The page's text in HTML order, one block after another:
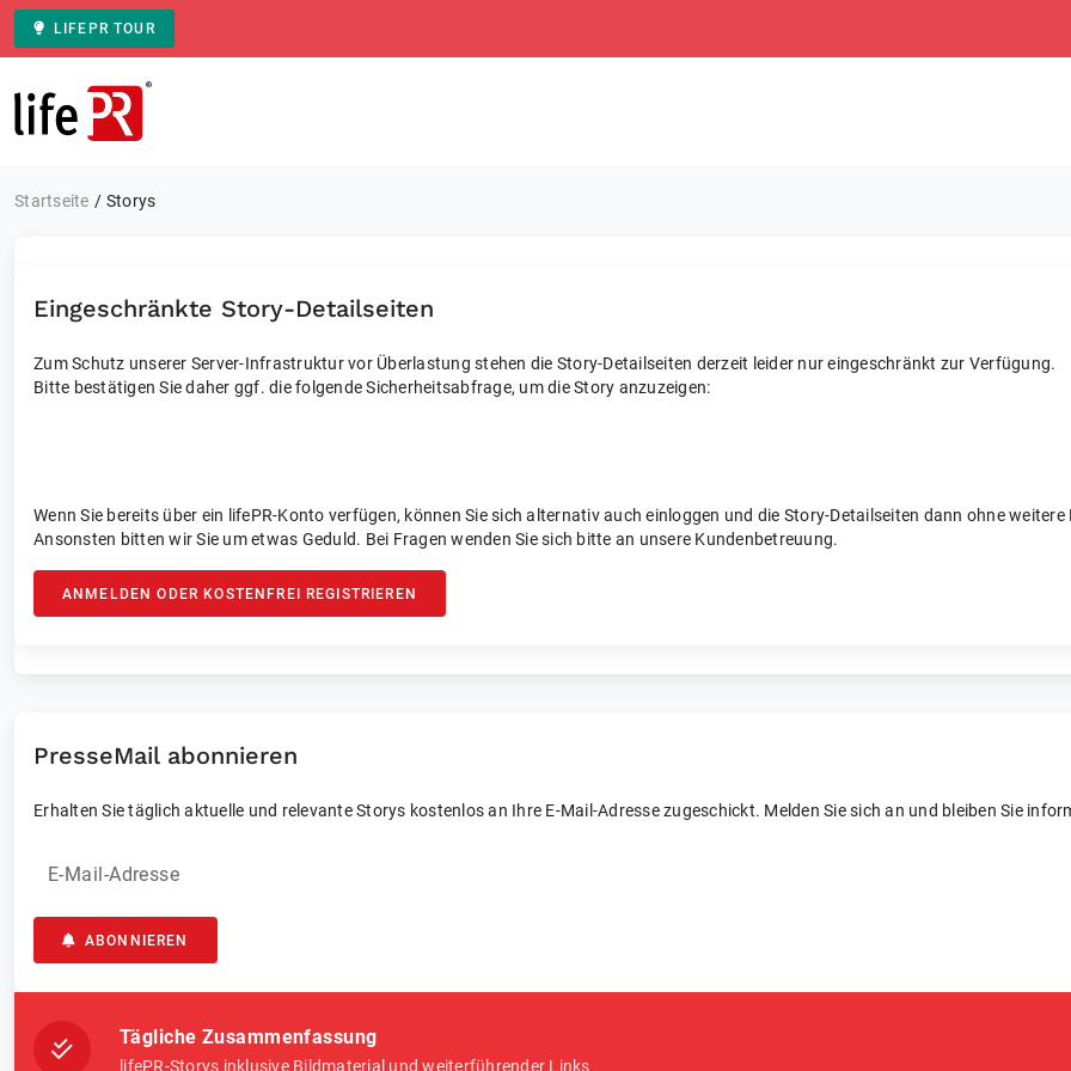
LIFEPR TOUR
Zur Startseite
Startseite Storys
Eingeschränkte Story-Detailseiten
Zum Schutz unserer Server-Infrastruktur vor Überlastung stehen die Story-Detailseiten derzeit leider nur eingeschränkt zur Verfügung.
Bitte bestätigen Sie daher ggf. die folgende Sicherheitsabfrage, um die Story anzuzeigen:
Wenn Sie bereits über ein lifePR-Konto verfügen, können Sie sich alternativ auch einloggen und die Story-Detailseiten dann ohne
Ansonsten bitten wir Sie um etwas Geduld. Bei Fragen wenden Sie sich bitte an unsere Kundenbetreuung.
ANMELDEN ODER KOSTENFREI REGISTRIEREN
PresseMail abonnieren
Erhalten Sie täglich aktuelle und relevante Storys kostenlos an Ihre E-Mail-Adresse zugeschickt. Melden Sie sich an und bleiben Sie
E-Mail-Adresse
ABONNIEREN
Tägliche Zusammenfassung
lifePR-Storys inklusive Bildmaterial und weiterführender Links